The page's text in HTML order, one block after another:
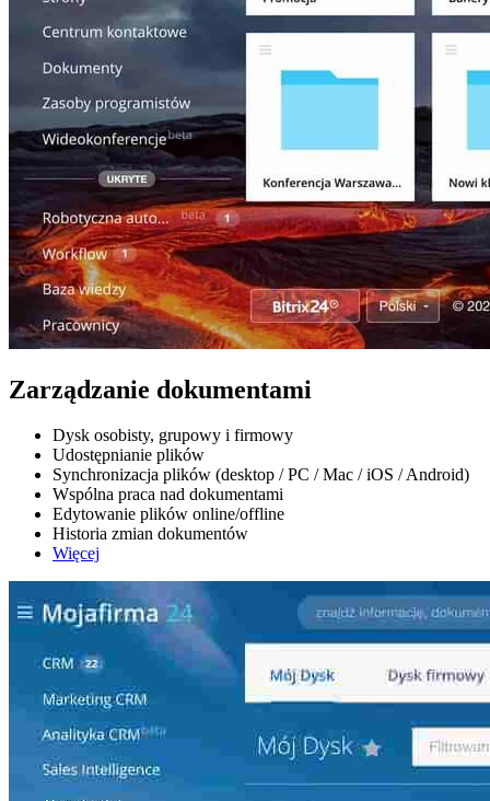
Zarządzanie dokumentami
Dysk osobisty, grupowy i firmowy
Udostępnianie plików
Synchronizacja plików (desktop / PC / Mac / iOS / Android)
Wspólna praca nad dokumentami
Edytowanie plików online/offline
Historia zmian dokumentów
Więcej